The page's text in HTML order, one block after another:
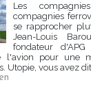
Les
compagnies
se rapprocher
Jean-Louis
fondateur
pour une
Utopie, vous avez